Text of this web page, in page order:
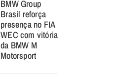
BMW Group
Brasil reforça
presença no FIA
WEC com vitória
da BMW M
Motorsport